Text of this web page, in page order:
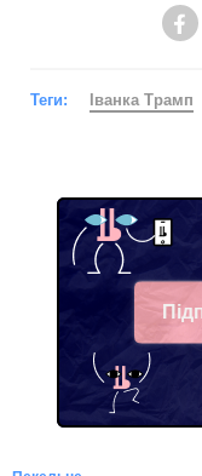
Теги: Іванка Трамп